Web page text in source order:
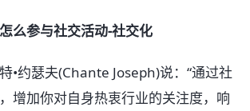
么参与社交活动-社交化
约瑟夫(Chante Joseph)说：“通过社
增加你对自身热衷行业的关注度，响